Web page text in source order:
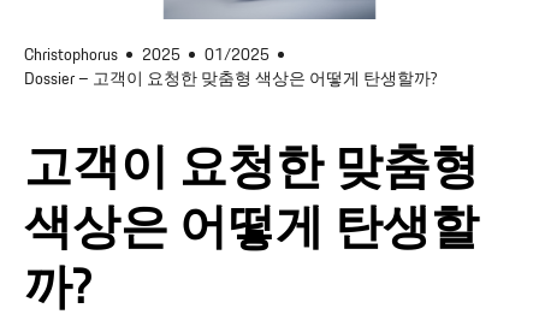
Christophorus 2025
01/2025
Dossier – 고객이 요청한 맞춤형 색상은 어떻게 탄생할까?
고객이 요청한 맞춤형
색상은 어떻게 탄생할
까?